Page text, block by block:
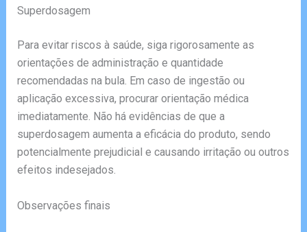
Superdosagem
Para evitar riscos à saúde, siga rigorosamente as
orientações de administração e quantidade
recomendadas na bula. Em caso de ingestão ou
aplicação excessiva, procurar orientação médica
imediatamente. Não há evidências de que a
superdosagem aumenta a eficácia do produto, sendo
potencialmente prejudicial e causando irritação ou outros
efeitos indesejados.
Observações finais